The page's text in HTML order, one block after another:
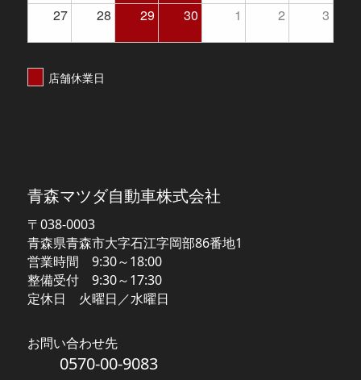
青森マツダ自動車株式会社
〒038-0003
青森県青森市大字石江字岡部86番地1
営業時間 9:30～18:00
整備受付 9:30～17:30
定休日 火曜日／水曜日
お問い合わせ先
0570-00-9083
27 28 29 30 1 2 3
店舗休業日